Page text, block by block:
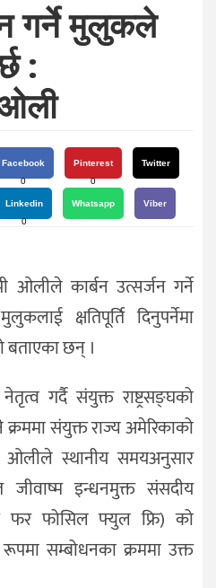
गर्ने मुलुकले
:
Facebook
0
Pinterest
0
Twitter
Linkedin
0
Whatsapp Viber
ओलीले कार्बन उत्सर्जन गर्ने
क्षतिपूर्ति दिनुपर्नेमा
बताएका छन् ।
गर्दै संयुक्त राष्ट्रसङ्घको
संयुक्त राज्य अमेरिकाको
ओलीले स्थानीय समयअनुसार
जीवाष्म इन्धनमुक्त संसदीय
फर फोसिल फ्युल फ्रि) को
सम्बोधनका क्रममा उक्त